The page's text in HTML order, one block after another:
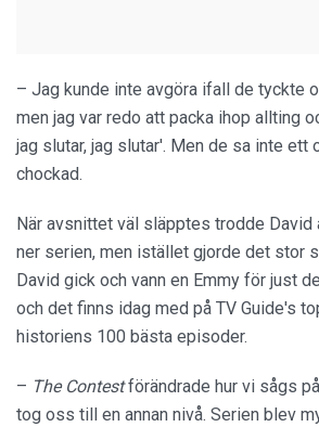
– Jag kunde inte avgöra ifall de tyckte
men jag var redo att packa ihop allting
jag slutar, jag slutar'. Men de sa inte ett
chockad.
När avsnittet väl släpptes trodde David
ner serien, men istället gjorde det stor
David gick och vann en Emmy för just
och det finns idag med på TV Guide's
historiens 100 bästa episoder.
– The Contestförändrade hur vi sågs
tog oss till en annan nivå. Serien blev